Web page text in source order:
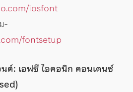
iosfont
-
fontsetup
ต์: เอฟซี ไอคอนิก คอนเดนซ์